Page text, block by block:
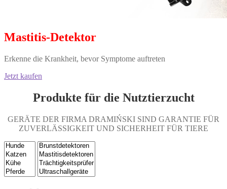
Mastitis-Detektor
Erkenne die Krankheit, bevor Symptome auftreten
Jetzt kaufen
Produkte für die Nutztierzucht
GERÄTE DER FIRMA DRAMIŃSKI SIND GARANTIE FÜR
ZUVERLÄSSIGKEIT UND SICHERHEIT FÜR TIERE